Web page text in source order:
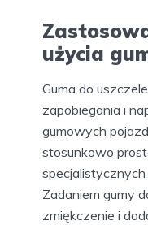
użycia
Guma do
zapobiegania i
gumowych
stosunkowo
specjalistycznych
Zadaniem gumy
zmiękczenie i